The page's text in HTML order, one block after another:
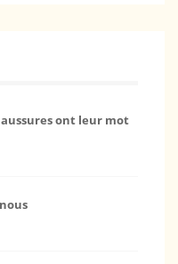
ont leur mot